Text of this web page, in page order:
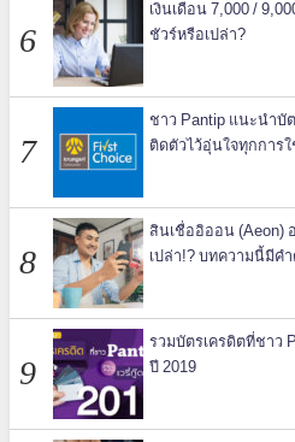
เงินเดือน 7,000 /
ชัวร์หรือเปล่า?
ชาว Pantip แนะนำบั
ติดตัวไว้อุ่นใจทุกการใ
สินเชื่ออิออน (Aeon)
เปล่า!? บทความนี้มีค
รวมบัตรเครดิตที่ชาว
ปี 2019